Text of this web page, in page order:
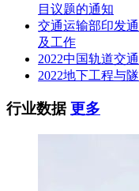
目议题的通知
交通运输部印发
及工作
2022中国轨道交
2022地下工程与
行业数据更多